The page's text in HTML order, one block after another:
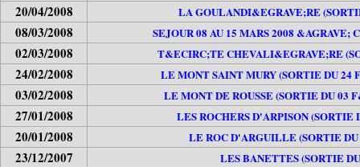
20/04/2008 LA GOULANDI&EGRAVE;RE
08/03/2008 SEJOUR 08 AU 15 MARS 2008 &AGRAVE;
02/03/2008 T&ECIRC;TE CHEVALI&EGRAVE;RE
24/02/2008 LE MONT SAINT MURY (SORTIE DU 24
03/02/2008 LE MONT DE ROUSSE (SORTIE DU 03
27/01/2008 LES ROCHERS D'ARPISON (SORTIE
20/01/2008 LE ROC D'ARGUILLE (SORTIE
23/12/2007 LES BANETTES (SORTIE